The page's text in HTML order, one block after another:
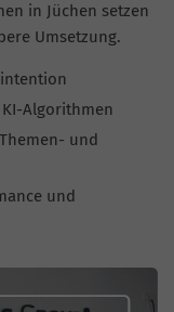
in Jüchen setzen
Umsetzung.
Algorithmen
und
und